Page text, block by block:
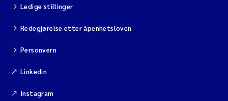
Ledige stillinger
Redegjørelse etter åpenhetsloven
Personvern
Linkedin
Instagram